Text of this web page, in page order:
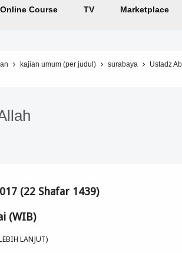
Online Course TV Marketplace
kajian umum (per judul) surabaya
Ustadz
(22 Shafar 1439)
(WIB)
LANJUT)